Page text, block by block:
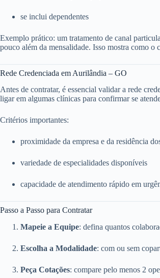
se inclui dependentes
Exemplo prático: um tratamento de canal
pouco além da mensalidade. Isso mostra como o
Rede Credenciada em Aurilândia – GO
Antes de contratar, é essencial validar a rede
ligar em algumas clínicas para confirmar se
Critérios importantes:
proximidade da empresa e da residência
variedade de especialidades disponíveis
capacidade de atendimento rápido em
Passo a Passo para Contratar
Mapeie a Equipe: defina quantos
Escolha a Modalidade: com ou sem
Peça Cotações: compare pelo menos 2